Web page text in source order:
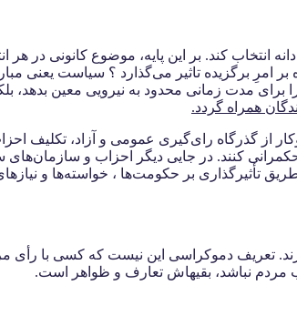
کند. بر این پایه، موضوع کانونی در هر
امرِ برگزیده تاثیر می‌گذارد ؟ سیاست یعنی
مدت زمانی محدود به نیرویی معین بدهد،
همراه گردد.
از گذرگاه رای‌گیری عمومی و آزاد، تکلیف
حکمرانی کنند. در جایی دیگر احزاب و
بر حکومت‌ها ، خواسته‌ها و نیازهای
تعریف دموکراسى این نیست که کسى با رأى
مردم نباشد، بقیه‏اش تعارف و ظواهر است.